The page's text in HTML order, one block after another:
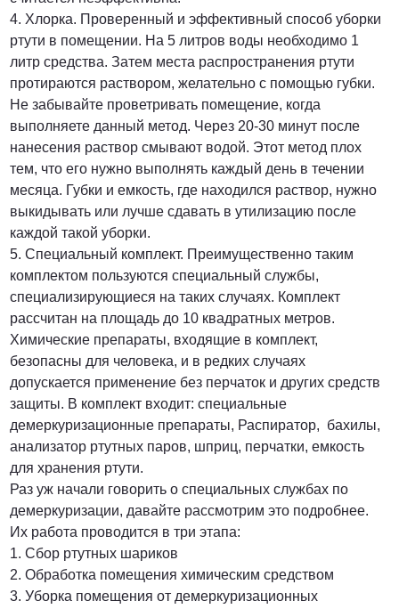
4. Хлорка. Проверенный и эффективный способ уборки
ртути в помещении. На 5 литров воды необходимо 1
литр средства. Затем места распространения ртути
протираются раствором, желательно с помощью губки.
Не забывайте проветривать помещение, когда
выполняете данный метод. Через 20-30 минут после
нанесения раствор смывают водой. Этот метод плох
тем, что его нужно выполнять каждый день в течении
месяца. Губки и емкость, где находился раствор, нужно
выкидывать или лучше сдавать в утилизацию после
каждой такой уборки.
5. Специальный комплект. Преимущественно таким
комплектом пользуются специальный службы,
специализирующиеся на таких случаях. Комплект
рассчитан на площадь до 10 квадратных метров.
Химические препараты, входящие в комплект,
безопасны для человека, и в редких случаях
допускается применение без перчаток и других средств
защиты. В комплект входит: специальные
демеркуризационные препараты, Распиратор, бахилы,
анализатор ртутных паров, шприц, перчатки, емкость
для хранения ртути.
Раз уж начали говорить о специальных службах по
демеркуризации, давайте рассмотрим это подробнее.
Их работа проводится в три этапа:
1. Сбор ртутных шариков
2. Обработка помещения химическим средством
3. Уборка помещения от демеркуризационных